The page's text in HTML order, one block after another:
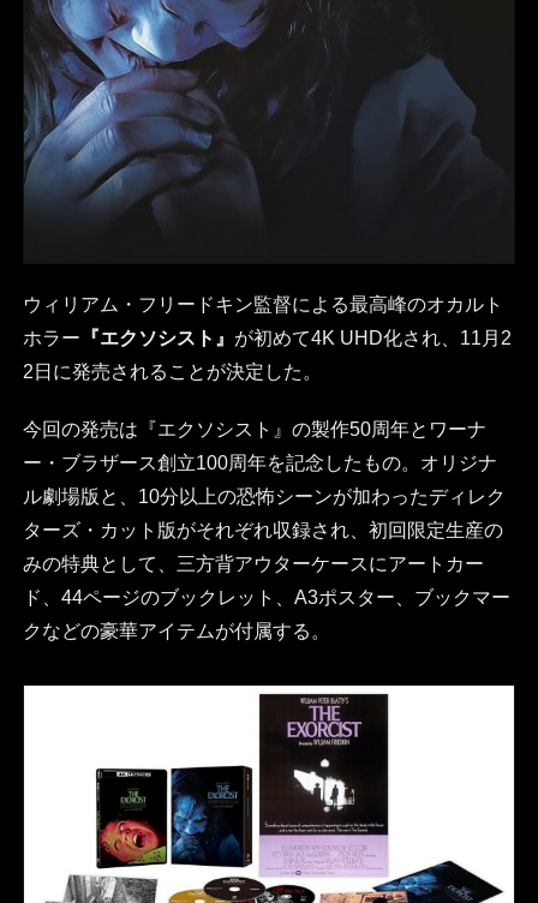
ウィリアム・フリードキン監督による最高峰のオカルト
ホラー 『エクソシスト』 が初めて4K UHD化され、11月2
2日に発売されることが決定した。
今回の発売は『エクソシスト』の製作50周年とワーナ
ー・ブラザース創立100周年を記念したもの。オリジナ
ル劇場版と、10分以上の恐怖シーンが加わったディレク
ターズ・カット版がそれぞれ収録され、初回限定生産の
みの特典として、三方背アウターケースにアートカー
ド、44ページのブックレット、A3ポスター、ブックマー
クなどの豪華アイテムが付属する。